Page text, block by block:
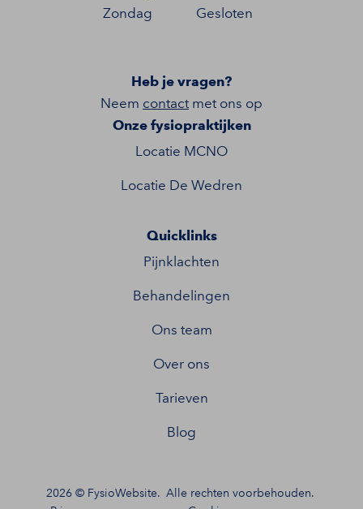
Zondag
Gesloten
Heb je vragen?
Neem contact met ons op
Onze fysiopraktijken
Locatie MCNO
Locatie De Wedren
Quicklinks
Pijnklachten
Behandelingen
Ons team
Over ons
Tarieven
Blog
2026 © FysioWebsite. Alle rechten voorbehouden.